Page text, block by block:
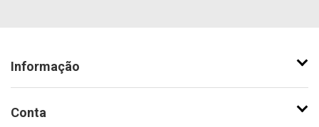
Informação
Conta